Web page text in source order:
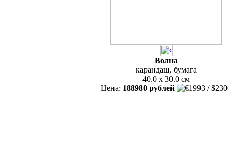
Волна
карандаш, бумага
40.0 x 30.0 см
Цена: 188980 рублей